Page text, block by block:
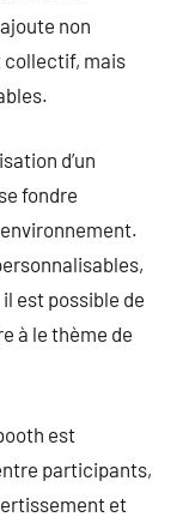
non
collectif, mais
d’un
fondre
il est possible de
à le thème de
est
participants,
et